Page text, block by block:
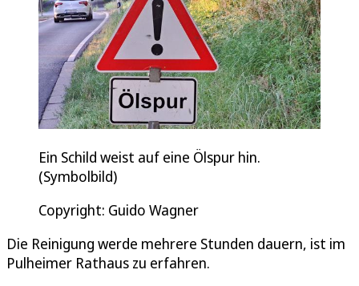
Ein Schild weist auf eine Ölspur hin.
(Symbolbild)
Copyright: Guido Wagner
Die Reinigung werde mehrere Stunden dauern, ist im
Pulheimer Rathaus zu erfahren.